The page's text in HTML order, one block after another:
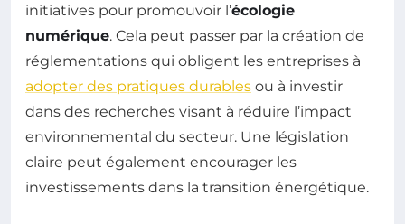
initiatives pour promouvoir l’écologie
numérique. Cela peut passer par la création de
réglementations qui obligent les entreprises à
adopter des pratiques durables ou à investir
dans des recherches visant à réduire l’impact
environnemental du secteur. Une législation
claire peut également encourager les
investissements dans la transition énergétique.